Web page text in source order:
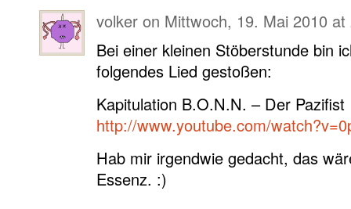
volker on Mittwoch, 19. Mai 2010 at
Bei einer kleinen Stöberstunde bin
folgendes Lied gestoßen:
Kapitulation B.O.N.N. – Der Pazifist
http://www.youtube.com/
Hab mir irgendwie gedacht, das
Essenz. :)